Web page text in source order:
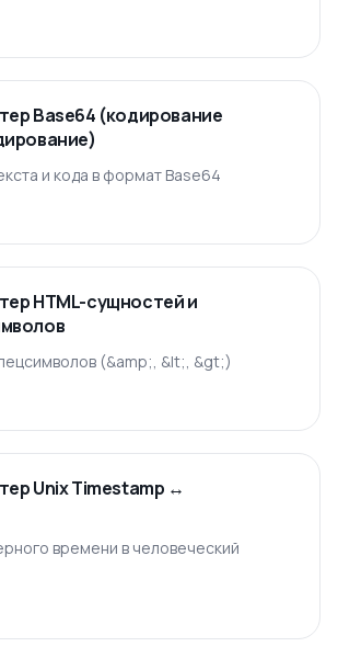
Base64 (кодирование
и кода в формат Base64
HTML-сущностей и
(&amp;, &lt;, &gt;)
Unix Timestamp ↔
времени в человеческий